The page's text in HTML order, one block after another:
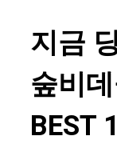
지금
숲비
BEST